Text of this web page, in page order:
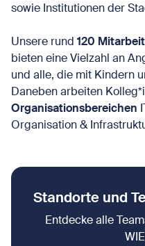
sowie Institutionen der
Unsere rund 120
bieten eine Vielzahl an
und alle, die mit Kindern
Daneben arbeiten
Organisationsbereichen
Organisation &
Standorte und
Entdecke alle